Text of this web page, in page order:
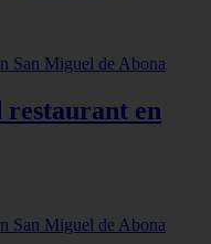
restaurant en